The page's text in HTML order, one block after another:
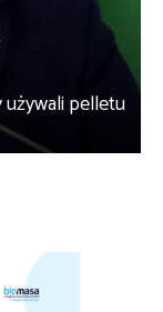
używali pelletu